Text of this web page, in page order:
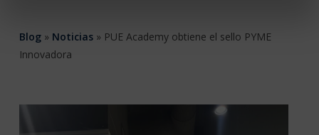
Blog» Noticias» PUE Academy obtiene el sello PYME
Innovadora